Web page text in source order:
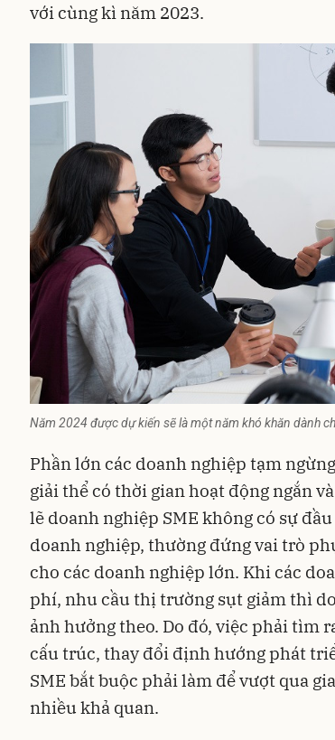
với cùng kì năm 2023.
Năm 2024 được dự kiến sẽ là một năm khó khăn dành
Phần lớn các doanh nghiệp tạm
giải thể có thời gian hoạt động ngắn
lẽ doanh nghiệp SME không có sự
doanh nghiệp, thường đứng vai trò
cho các doanh nghiệp lớn. Khi các
phí, nhu cầu thị trường sụt giảm thì
ảnh hưởng theo. Do đó, việc phải tìm
cấu trúc, thay đổi định hướng phát
SME bắt buộc phải làm để vượt qua
nhiều khả quan.